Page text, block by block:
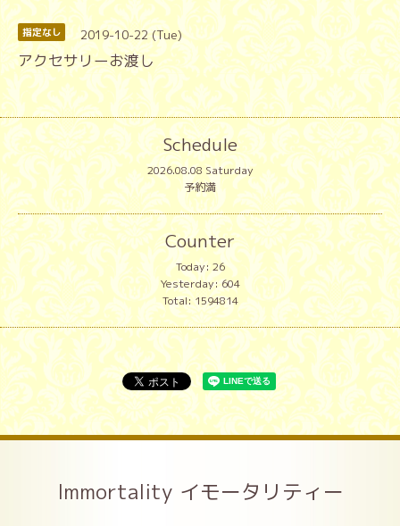
指定なし 2019-10-22 (Tue)
アクセサリーお渡し
Schedule
2026.08.08 Saturday
予約満
Counter
Today:26
Yesterday:604
Total:1594814
Immortality イモータリティー